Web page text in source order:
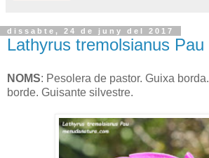
dissabte, 24 de juny del 2017
Lathyrus tremolsianus Pau
NOMS: Pesolera de pastor. Guixa borda.
borde. Guisante silvestre.